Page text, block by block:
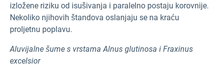
izložene riziku od isušivanja i paralelno postaju korovnije.
Nekoliko njihovih štandova oslanjaju se na kraću
proljetnu poplavu.
Aluvijalne šume s vrstama Alnus glutinosa i Fraxinus
excelsior